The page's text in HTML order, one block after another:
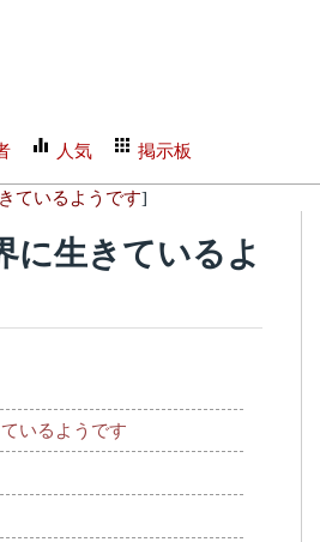
人気 掲示板
ているようです]
に生きているよ
いるようです